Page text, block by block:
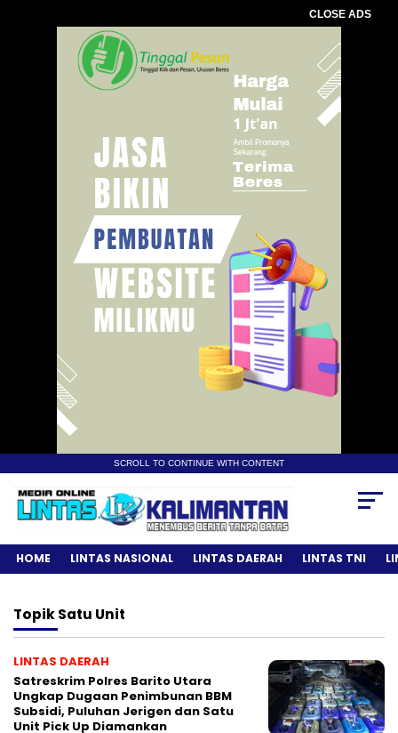
CLOSE ADS
SCROLL TO CONTINUE WITH CONTENT
HOME LINTAS NASIONAL LINTAS DAERAH LINTAS TNI
TopikSatu Unit
LINTAS DAERAH
Satreskrim Polres Barito Utara
Ungkap Dugaan Penimbunan BBM
Subsidi, Puluhan Jerigen dan Satu
Unit Pick Up Diamankan